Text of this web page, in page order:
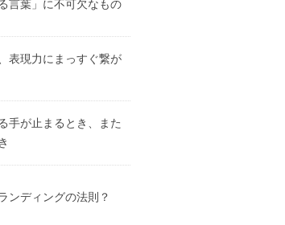
る言葉」に不可欠なもの
表現力にまっすぐ繋が
手が止まるとき、また
ンディングの法則？